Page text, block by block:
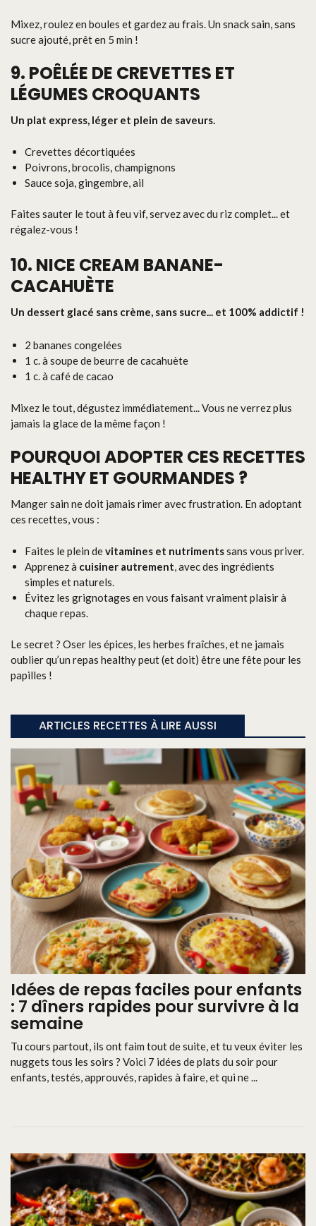
Mixez, roulez en boules et gardez au frais. Un snack sain, sans
sucre ajouté, prêt en 5 min !
9. POÊLÉE DE CREVETTES ET
LÉGUMES CROQUANTS
Un plat express, léger et plein de saveurs.
Crevettes décortiquées
Poivrons, brocolis, champignons
Sauce soja, gingembre, ail
Faites sauter le tout à feu vif, servez avec du riz complet... et
régalez-vous !
10. NICE CREAM BANANE-
CACAHUÈTE
Un dessert glacé sans crème, sans sucre... et 100% addictif !
2 bananes congelées
1 c. à soupe de beurre de cacahuète
1 c. à café de cacao
Mixez le tout, dégustez immédiatement... Vous ne verrez plus
jamais la glace de la même façon !
POURQUOI ADOPTER CES RECETTES
HEALTHY ET GOURMANDES ?
Manger sain ne doit jamais rimer avec frustration. En adoptant
ces recettes, vous :
Faites le plein devitamines et nutrimentssans vous priver.
Apprenez à cuisiner autrement, avec des ingrédients
simples et naturels.
Évitez les grignotages en vous faisant vraiment plaisir à
chaque repas.
Le secret ? Oser les épices, les herbes fraîches, et ne jamais
oublier qu’un repas healthy peut (et doit) être une fête pour les
papilles !
ARTICLES RECETTES À LIRE AUSSI
Idées de repas faciles pour enfants
: 7 dîners rapides pour survivre à la
semaine
Tu cours partout, ils ont faim tout de suite, et tu veux éviter les
nuggets tous les soirs ? Voici 7 idées de plats du soir pour
enfants, testés, approuvés, rapides à faire, et qui ne ...